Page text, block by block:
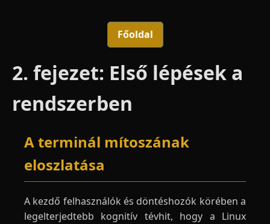
Főoldal
2. fejezet: Első lépések a
rendszerben
A terminál mítoszának
eloszlatása
A kezdő felhasználók és döntéshozók körében a
legelterjedtebb kognitív tévhit, hogy a Linux